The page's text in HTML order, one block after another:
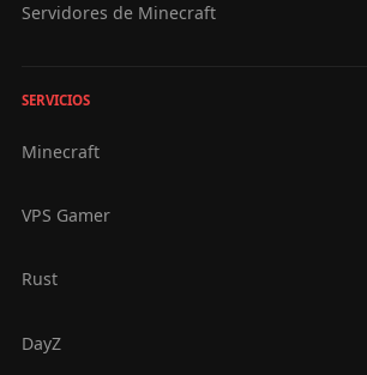
Servidores de Minecraft
SERVICIOS
Minecraft
VPS Gamer
Rust
DayZ